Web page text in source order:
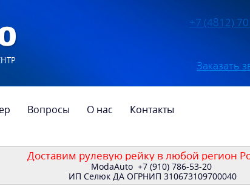
+7 (4812)
Заказать
Вопросы О нас Контакты
Доставим рулевую рейку в любой регион
ModaAuto +7 (910) 786-53-20
ИП Селюк ДА ОГРНИП 310673109700040